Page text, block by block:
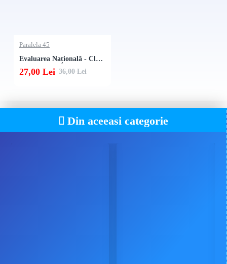
Paralela 45
Evaluarea Națională - Clasa a VI-a 2026. Matematică și Științe
27,00 Lei 36,00 Lei
Din aceeasi categorie